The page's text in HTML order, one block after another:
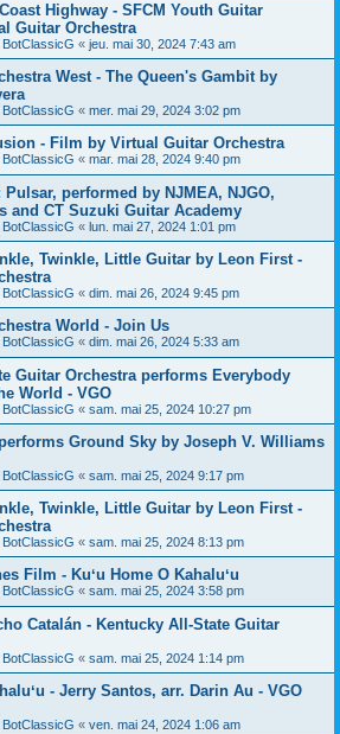
Highway - SFCM Youth Guitar
Guitar Orchestra
BotClassicG « jeu. mai 30, 2024 7:43 am
West - The Queen's Gambit by
BotClassicG « mer. mai 29, 2024 3:02 pm
- Film by Virtual Guitar Orchestra
BotClassicG « mar. mai 28, 2024 9:40 pm
performed by NJMEA, NJGO,
and CT Suzuki Guitar Academy
BotClassicG « lun. mai 27, 2024 1:01 pm
Twinkle, Little Guitar by Leon First -
BotClassicG « dim. mai 26, 2024 9:45 pm
World - Join Us
BotClassicG « dim. mai 26, 2024 5:33 am
Guitar Orchestra performs Everybody
World - VGO
BotClassicG « sam. mai 25, 2024 10:27 pm
Ground Sky by Joseph V. Williams
BotClassicG « sam. mai 25, 2024 9:17 pm
Twinkle, Little Guitar by Leon First -
BotClassicG « sam. mai 25, 2024 8:13 pm
Film - Kuʻu Home O Kahaluʻu
BotClassicG « sam. mai 25, 2024 3:58 pm
Catalán - Kentucky All-State Guitar
BotClassicG « sam. mai 25, 2024 1:14 pm
- Jerry Santos, arr. Darin Au - VGO
BotClassicG « ven. mai 24, 2024 1:06 am